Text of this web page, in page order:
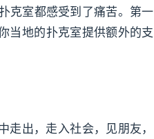
克室都感受到了痛苦。第一
当地的扑克室提供额外的支
出，走入社会，见朋友，